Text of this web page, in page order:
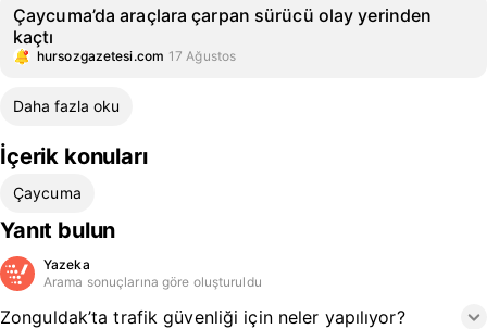
Çaycuma’da araçlara çarpan sürücü olay yerinden
kaçtı
hursozgazetesi.com 17 Ağustos
Daha fazla oku
İçerik konuları
Çaycuma
Yanıt bulun
Yazeka
Arama sonuçlarına göre oluşturuldu
Zonguldak’ta trafik güvenliği için neler yapılıyor?